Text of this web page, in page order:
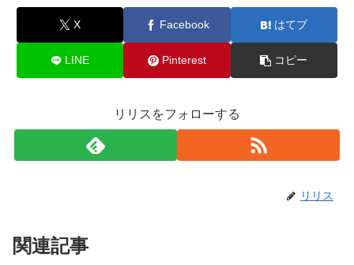
X Facebook はてブ
LINE Pinterest コピー
リリスをフォローする
リリス
関連記事